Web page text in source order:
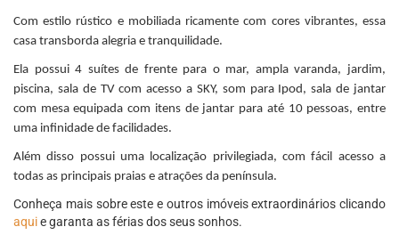
Com estilo rústico e mobiliada ricamente com cores vibrantes, essa
casa transborda alegria e tranquilidade.
Ela possui 4 suítes de frente para o mar, ampla varanda, jardim,
piscina, sala de TV com acesso a SKY, som para Ipod, sala de jantar
com mesa equipada com itens de jantar para até 10 pessoas, entre
uma infinidade de facilidades.
Além disso possui uma localização privilegiada, com fácil acesso a
todas as principais praias e atrações da península.
Conheça mais sobre este e outros imóveis extraordinários clicando
aquie garanta as férias dos seus sonhos.